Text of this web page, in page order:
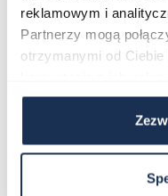
reklamowym i
Partnerzy mogą
otrzymanymi od
Bulova Marine Star
które oczekują
niezawodnego
zegarek, który łączy